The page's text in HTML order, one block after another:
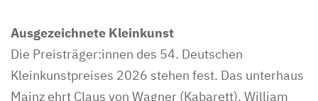
Ausgezeichnete Kleinkunst
Die Preisträger:innen des 54. Deutschen
Kleinkunstpreises 2026 stehen fest. Das unterhaus
Mainz ehrt Claus von Wagner (Kabarett), William